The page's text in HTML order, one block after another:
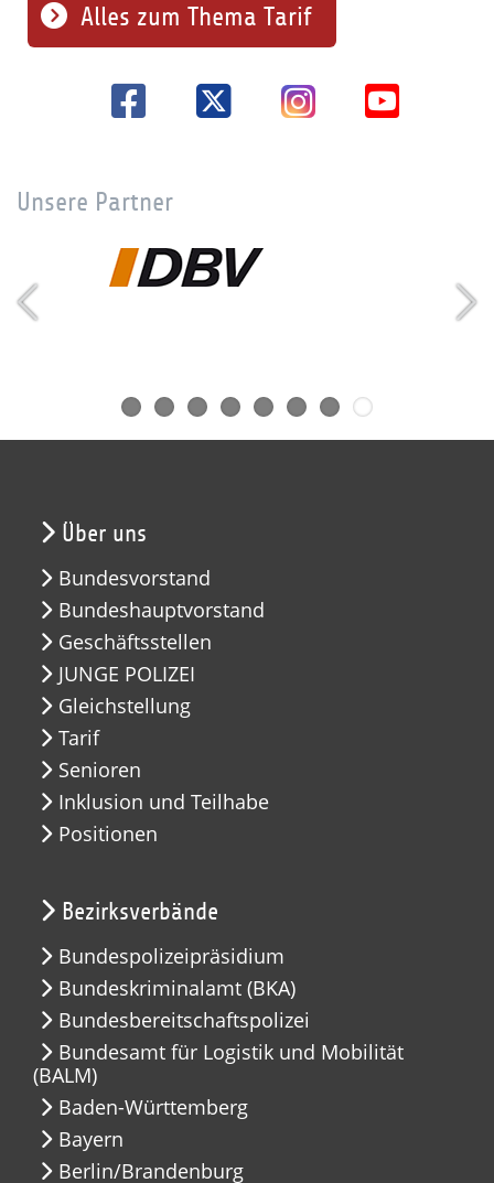
Alles zum Thema Tarif
Unsere Partner
Über uns
Bundesvorstand
Bundeshauptvorstand
Geschäftsstellen
JUNGE POLIZEI
Gleichstellung
Tarif
Senioren
Inklusion und Teilhabe
Positionen
Bezirksverbände
Bundespolizeipräsidium
Bundeskriminalamt (BKA)
Bundesbereitschaftspolizei
Bundesamt für Logistik und Mobilität
(BALM)
Baden-Württemberg
Bayern
Berlin/Brandenburg